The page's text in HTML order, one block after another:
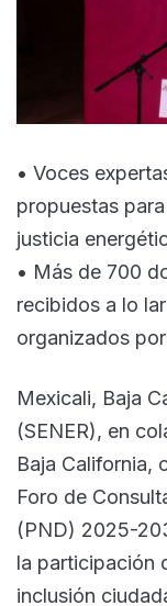
• Voces
propuestas
justicia
• Más de 700
recibidos a lo
organizados por
Mexicali, Baja
(SENER), en
Baja California,
Foro de
(PND) 2025-
la participación
inclusión